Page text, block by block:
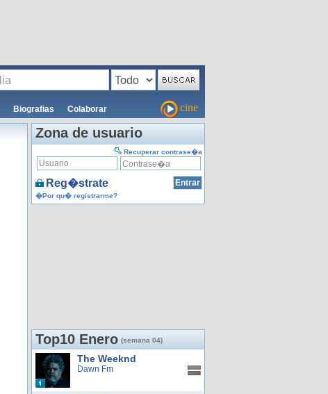
Biografias Colaborar cine
Zona de usuario
Recuperar contrase�a
Reg�strate
�Por qu� registrarme?
Top10 Enero (semana 04)
The Weeknd
Dawn Fm